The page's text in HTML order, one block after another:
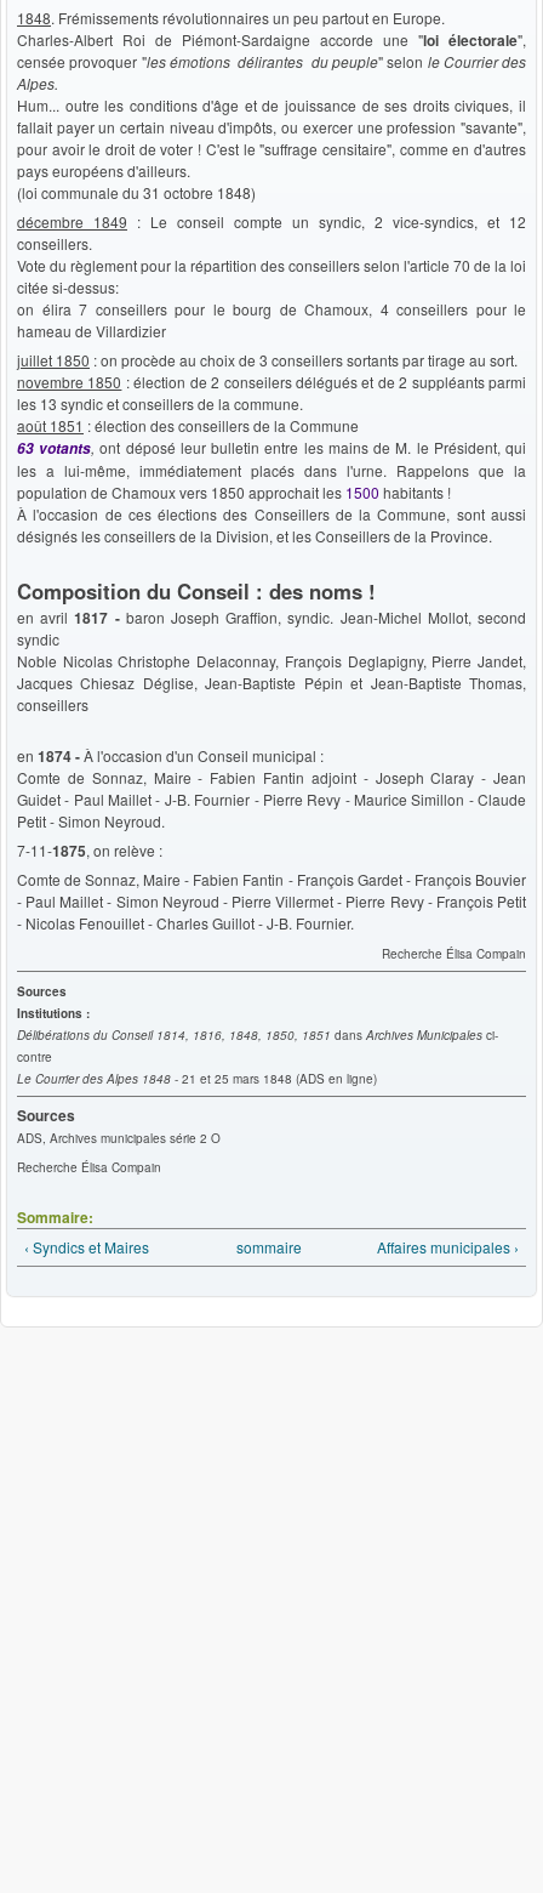
1848. Frémissements révolutionnaires un peu partout en Europe.
Charles-Albert Roi de Piémont-Sardaigne accorde une "loi électorale",
censée provoquer "les émotions délirantes du peuple" selon le Courrier des
Alpes.
Hum... outre les conditions d'âge et de jouissance de ses droits civiques, il
fallait payer un certain niveau d'impôts, ou exercer une profession "savante",
pour avoir le droit de voter ! C'est le "suffrage censitaire", comme en d'autres
pays européens d'ailleurs.
(loi communale du 31 octobre 1848)
décembre 1849 : Le conseil compte un syndic, 2 vice-syndics, et 12
conseillers.
Vote du règlement pour la répartition des conseillers selon l'article 70 de la loi
citée si-dessus:
on élira 7 conseillers pour le bourg de Chamoux, 4 conseillers pour le
hameau de Villardizier
juillet 1850 : on procède au choix de 3 conseillers sortants par tirage au sort.
novembre 1850 : élection de 2 conseilers délégués et de 2 suppléants parmi
les 13 syndic et conseillers de la commune.
août 1851 : élection des conseillers de la Commune
63 votants,ont déposé leur bulletin entre les mains de M. le Président, qui
les a lui-même, immédiatement placés dans l'urne. Rappelons que la
population de Chamoux vers 1850 approchait les 1500 habitants !
À l'occasion de ces élections des Conseillers de la Commune, sont aussi
désignés les conseillers de la Division, et les Conseillers de la Province.
Composition du Conseil : des noms !
en avril1817 -baron Joseph Graffion, syndic. Jean-Michel Mollot, second
syndic
Noble Nicolas Christophe Delaconnay, François Deglapigny, Pierre Jandet,
Jacques Chiesaz Déglise, Jean-Baptiste Pépin et Jean-Baptiste Thomas,
conseillers
en 1874 -À l'occasion d'un Conseil municipal :
Comte de Sonnaz, Maire - Fabien Fantin adjoint - Joseph Claray - Jean
Guidet - Paul Maillet - J-B. Fournier - Pierre Revy - Maurice Simillon - Claude
Petit - Simon Neyroud.
7-11-1875, on relève :
Comte de Sonnaz, Maire - Fabien Fantin - François Gardet - François Bouvier
- Paul Maillet - Simon Neyroud - Pierre Villermet - Pierre Revy - François Petit
- Nicolas Fenouillet - Charles Guillot - J-B. Fournier.
Recherche Élisa Compain
Sources
Institutions :
Délibérations du Conseil 1814, 1816, 1848, 1850, 1851 dans Archives Municipales ci-
contre
Le Courrier des Alpes 1848 - 21 et 25 mars 1848 (ADS en ligne)
Sources
ADS, Archives municipales série 2 O
Recherche Élisa Compain
Sommaire:
‹ Syndics et Maires sommaire Affaires municipales ›